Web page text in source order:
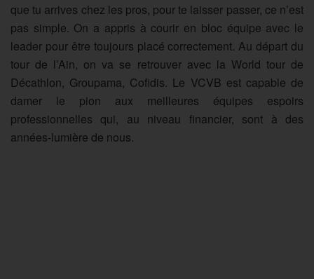
que tu arrives chez les pros, pour te laisser passer, ce n’est
pas simple. On a appris à courir en bloc équipe avec le
leader pour être toujours placé correctement. Au départ du
tour de l’Ain, on va se retrouver avec la World tour de
Décathlon, Groupama, Cofidis. Le VCVB est capable de
damer le pion aux meilleures équipes espoirs
professionnelles qui, au niveau financier, sont à des
années-lumière de nous.